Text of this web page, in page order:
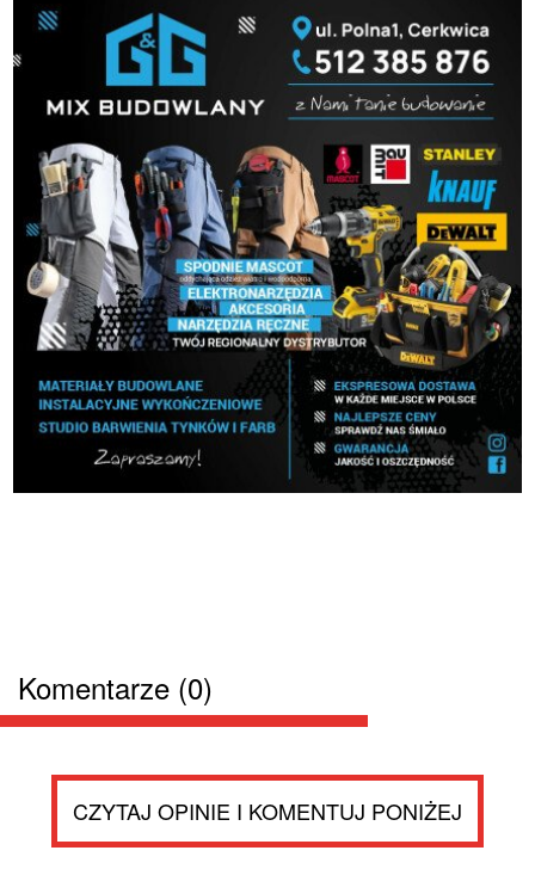
Komentarze (0)
CZYTAJ OPINIE I KOMENTUJ PONIŻEJ